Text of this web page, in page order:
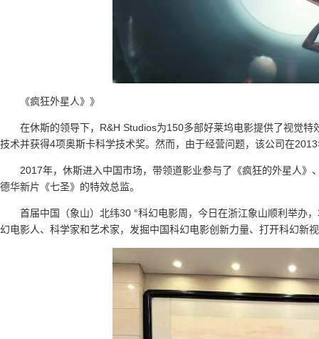
《疯狂外星人》》
在休斯的领导下，R&H Studios为150多部好莱坞电影提供了视觉
技术并获得4项奥斯卡科学技术奖。然而，由于经营问题，该公司在
2017年，休斯进入中国市场，带领道影业参与了《疯狂的外星人
德华新片《七圣》的特效总监。
首届中国（象山）北纬30 °科幻电影周，今日在浙江象山顺利举办
幻电影人、科学家和艺术家，发掘中国科幻电影创新力量、打开科幻新